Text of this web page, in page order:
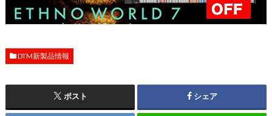
DTM新製品情報
ポスト シェア